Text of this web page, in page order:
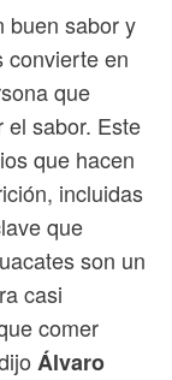
buen sabor y
convierte en
que
el sabor. Este
que hacen
incluidas
que
son un
casi
comer
Álvaro